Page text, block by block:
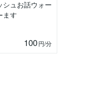
シュお話ウォー
ます
100円/分